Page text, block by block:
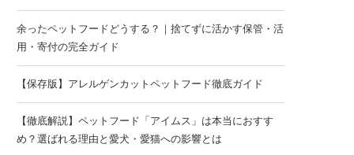
余ったペットフードどうする？｜捨てずに活かす保管・活
用・寄付の完全ガイド
【保存版】アレルゲンカットペットフード徹底ガイド
【徹底解説】ペットフード「アイムス」は本当におすす
め？選ばれる理由と愛犬・愛猫への影響とは